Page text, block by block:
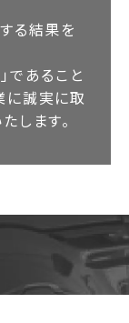
る結果を
であること
に誠実に取
します。